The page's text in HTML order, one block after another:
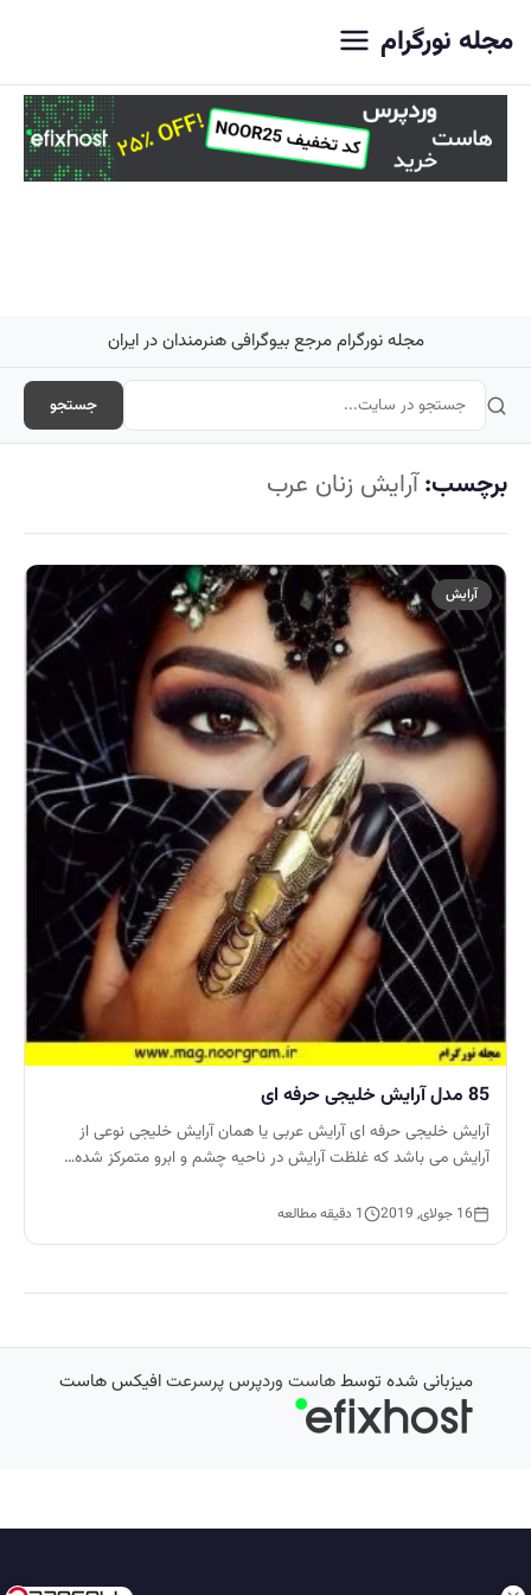
مجله نورگرام
مجله نورگرام مرجع بیوگرافی هنرمندان در ایران
جستجو
برچسب:آرایش زنان عرب
آرایش
85 مدل آرایش خلیجی حرفه ای
آرایش خلیجی حرفه ای آرایش عربی یا همان آرایش خلیجی نوعی از
آرایش می باشد که غلظت آرایش در ناحیه چشم و ابرو متمرکز شده…
16 جولای, 2019 1 دقیقه مطالعه
میزبانی شده توسطهاست وردپرس پرسرعتافیکس هاست